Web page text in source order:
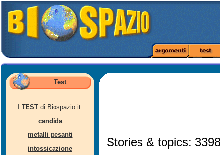
Test
TEST di Biospazio.it:
candida
metalli pesanti
intossicazione
Stories & topics: